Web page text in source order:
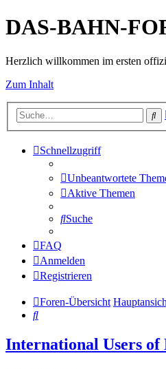
DAS-BAHN-
Herzlich willkommen im ersten
Zum Inhalt
Schnellzugriff
Unbeantwortete
Aktive Themen
Suche
FAQ
Anmelden
Registrieren
Foren-Übersicht
Suche
International Users of